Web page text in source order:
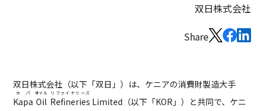
双日株式会社
Share
双日株式会社（以下「双日」）は、ケニアの消費財製造大手
Kapa
カパ
Oil
オイル
Refineries
リファイナリーズ
Limited（以下「KOR」）と共同で、ケニ